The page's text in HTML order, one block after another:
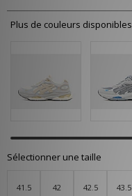
Plus de couleurs disponibles
Sélectionner une taille
41.5 42 42.5 43.5